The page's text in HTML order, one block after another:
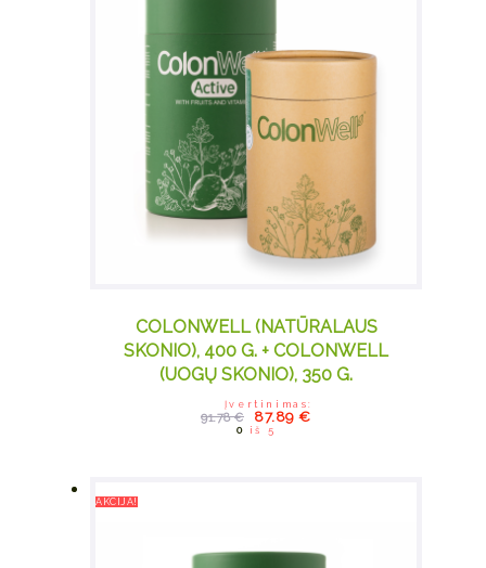
COLONWELL (NATŪRALAUS
SKONIO), 400 G. + COLONWELL
(UOGŲ SKONIO), 350 G.
Įvertinimas:
0 iš 5
91.78€
Original price was:
87.89€
AKCIJA!